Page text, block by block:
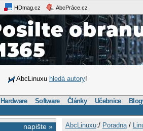
HDmag.cz AbcPráce.cz
AbcLinuxu hledá autory!
Hardware Software Články Učebnice
napište » AbcLinuxu:/ Poradna/